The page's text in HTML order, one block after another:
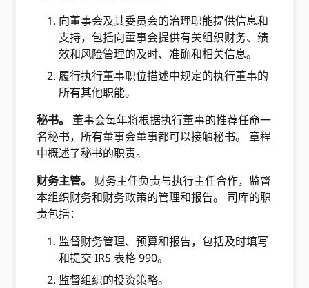
向董事会及其委员会的治理职能提供信息和
支持，包括向董事会提供有关组织财务、绩
效和风险管理的及时、准确和相关信息。
履行执行董事职位描述中规定的执行董事的
所有其他职能。
秘书。​ 董事会每年将根据执行董事的推荐任命一
名秘书，所有董事会董事都可以接触秘书。 章程
中概述了秘书的职责。
财务主管。​
财务主任负责与执行主任合作，监督
本组织财务和财务政策的管理和报告。 司库的职
责包括：
监督财务管理、预算和报告，包括及时填写
和提交 IRS 表格 990。
监督组织的投资策略。